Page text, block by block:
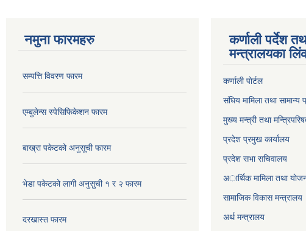
नमुना फारमहरु
सम्पत्ति विवरण फारम
एम्बुलेन्स स्पेसिफिकेशन फारम
बाख्रा पकेटको अनुसूची फारम
भेडा पकेटको लागी अनुसुची १ र २ फारम
दरखास्त फारम
कर्णाली पर्देश
मन्त्रालयका
कर्णाली पाेर्टल
संघिय मामिला तथा सामान्य
मुख्य मन्त्री तथा
प्रदेश प्रमुख कार्यालय
प्रदेश सभा सचिवालय
अार्थिक मामिला तथा
सामाजिक विकास मन्त्रालय
अर्थ मन्त्रालय